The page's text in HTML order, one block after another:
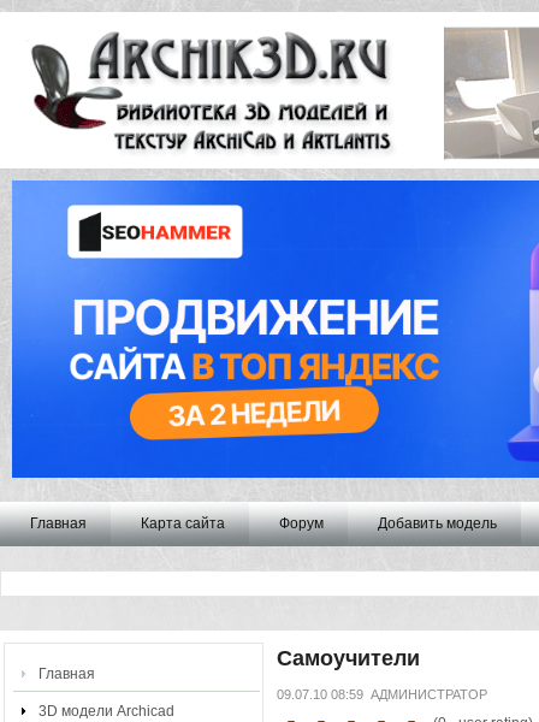
Главная Карта сайта Форум Добавить модель
Главная
3D модели Archicad
Самоучители
09.07.10 08:59 АДМИНИСТРАТОР